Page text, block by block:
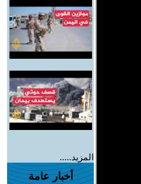
المزيد.....
أخبار عامة